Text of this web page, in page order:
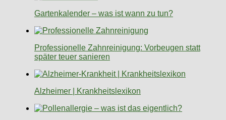
Gartenkalender – was ist wann zu tun?
Professionelle Zahnreinigung: Vorbeugen statt
später teuer sanieren
Alzheimer | Krankheitslexikon